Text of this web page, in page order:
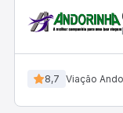
8,7 Viação